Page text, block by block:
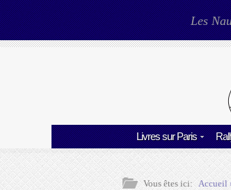
Les
Livres sur Paris
Vous êtes ici: Accueil